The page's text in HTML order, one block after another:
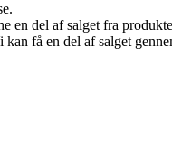
del af salget fra
få en del af salget